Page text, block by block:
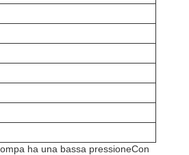
ha una bassa pressioneCon